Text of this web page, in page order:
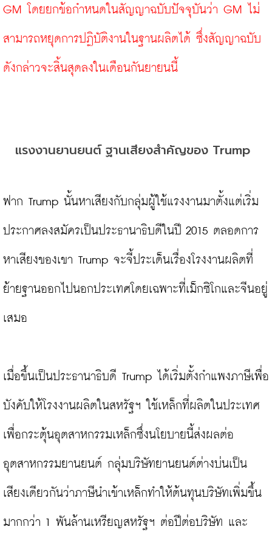
GM โดยยกข้อกำหนดในสัญญาฉบับปัจจุบันว่า GM ไม่
สามารถหยุดการปฏิบัติงานในฐานผลิตได้ ซึ่งสัญญาฉบับ
ดังกล่าวจะสิ้นสุดลงในเดือนกันยายนนี้
แรงงานยานยนต์ ฐานเสียงสำคัญของ Trump
ฟาก Trump นั้นหาเสียงกับกลุ่มผู้ใช้แรงงานมาตั้งแต่เริ่ม
ประกาศลงสมัครเป็นประธานาธิบดีในปี 2015 ตลอดการ
หาเสียงของเขา Trump จะจี้ประเด็นเรื่องโรงงานผลิตที่
ย้ายฐานออกไปนอกประเทศโดยเฉพาะที่เม็กซิโกและจีนอยู่
เสมอ
เมื่อขึ้นเป็นประธานาธิบดี Trump ได้เริ่มตั้งกำแพงภาษีเพื่อ
บังคับให้โรงงานผลิตในสหรัฐฯ ใช้เหล็กที่ผลิตในประเทศ
เพื่อกระตุ้นอุตสาหกรรมเหล็กซึ่งนโยบายนี้ส่งผลต่อ
อุตสาหกรรมยานยนต์ กลุ่มบริษัทยานยนต์ต่างบ่นเป็น
เสียงเดียวกันว่าภาษีนำเข้าเหล็กทำให้ต้นทุนบริษัทเพิ่มขึ้น
มากกว่า 1 พันล้านเหรียญสหรัฐฯ ต่อปีต่อบริษัท และ